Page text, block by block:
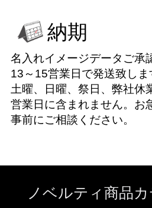
納期
名入れイメージデータご承
13～15営業日で発送致しま
土曜、日曜、祭日、弊社休
営業日に含まれません。お
事前にご相談ください。
ノベルティ商品カ